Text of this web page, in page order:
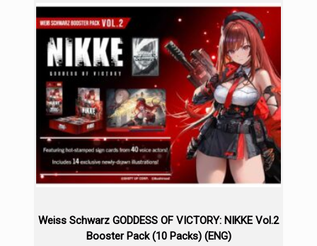
Weiss Schwarz GODDESS OF VICTORY: NIKKE Vol.2
Booster Pack (10 Packs) (ENG)